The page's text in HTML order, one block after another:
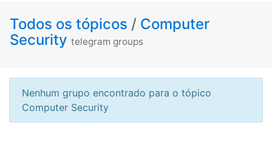
Todos os tópicos / Computer
Security telegram groups
Nenhum grupo encontrado para o tópico
Computer Security